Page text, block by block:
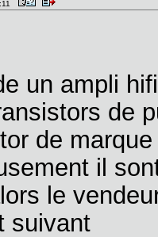
un ampli
de
de
il
le
suivant